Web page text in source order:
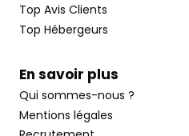
Top Avis Clients
Top Hébergeurs
En savoir plus
Qui sommes-nous ?
Mentions légales